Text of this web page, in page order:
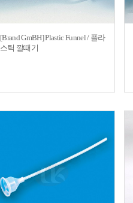
[Brand GmBH] Plastic Funnel / 플라
스틱 깔때기